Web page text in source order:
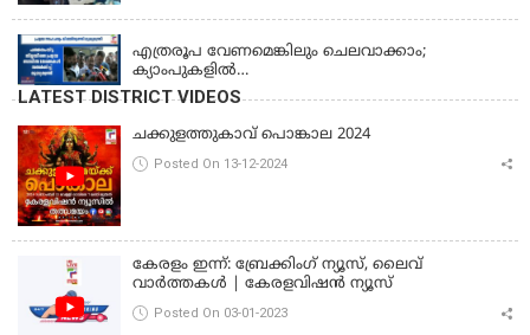
എത്രരൂപ വേണമെങ്കിലും ചെലവാക്കാം;
ക്യാംപുകളില്‍
കുറവൊന്നുമുണ്ടാകില്ല;'കാർഷികമേഖലയിലെ
നഷ്ടം പ്രത്യേകം പരിഗണിക്കും, സഹായം
പ്രഖ്യാപിക്കും;'സ്ഥിരം ദുരന്തനിവാരണ സംവിധാനം
നടപ്പാക്കും, ആദ്യ പദ്ധതി പത്തനംതിട്ടയിൽ;
പ്രളയബാധിത മേഖലകൾ സന്ദർശിച്ച് മുഖ്യമന്ത്രി
LATEST DISTRICT VIDEOS
ചക്കുളത്തുകാവ് പൊങ്കാല 2024
Posted On 13-12-2024
കേരളം ഇന്ന്: ബ്രേക്കിംഗ് ന്യൂസ്, ലൈവ്
വാർത്തകൾ | കേരളവിഷൻ ന്യൂസ്
Posted On 03-01-2023